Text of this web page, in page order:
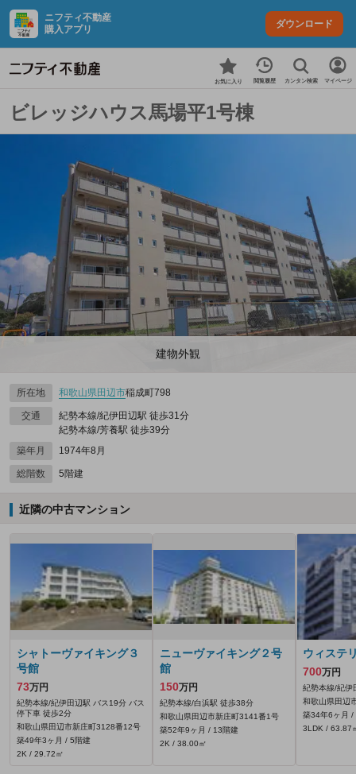
ニフティ不動産
購入アプリ
ダウンロード
お気に入り 閲覧履歴 カンタン検索 マイページ
ビレッジハウス馬場平1号棟
建物外観
所在地 和歌山県田辺市稲成町798
交通
紀勢本線/紀伊田辺駅 徒歩31分
紀勢本線/芳養駅 徒歩39分
築年月
1974年8月
総階数 5階建
近隣の中古マンション
シャトーヴァイキング３
号館
73万円
紀勢本線/紀伊田辺駅 バス19分 バス
停下車 徒歩2分
和歌山県田辺市新庄町3128番12号
築49年3ヶ月 / 5階建
2K / 29.72㎡
ニューヴァイキング２号
館
150万円
紀勢本線/白浜駅 徒歩38分
和歌山県田辺市新庄町3141番1号
築52年9ヶ月 / 13階建
2K / 38.00㎡
ウィステ
700万円
紀勢本線/紀伊
和歌山県田辺
築34年6ヶ月 /
3LDK / 63.87